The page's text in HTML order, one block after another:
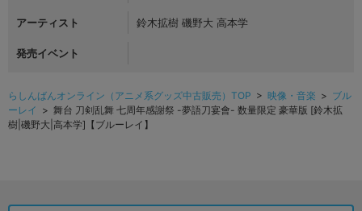
アーティスト 鈴木拡樹 磯野大 高本学
発売イベント
らしんばんオンライン（アニメ系グッズ中古販売）TOP > 映像・音楽 > ブル
ーレイ > 舞台 刀剣乱舞 七周年感謝祭 -夢語刀宴會- 数量限定 豪華版 [鈴木拡
樹|磯野大|高本学]【ブルーレイ】